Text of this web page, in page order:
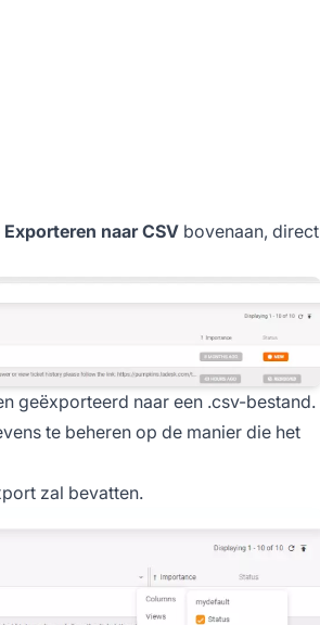
Exporteren naar CSV bovenaan, direct
geëxporteerd naar een .csv-bestand.
te beheren op de manier die het
zal bevatten.